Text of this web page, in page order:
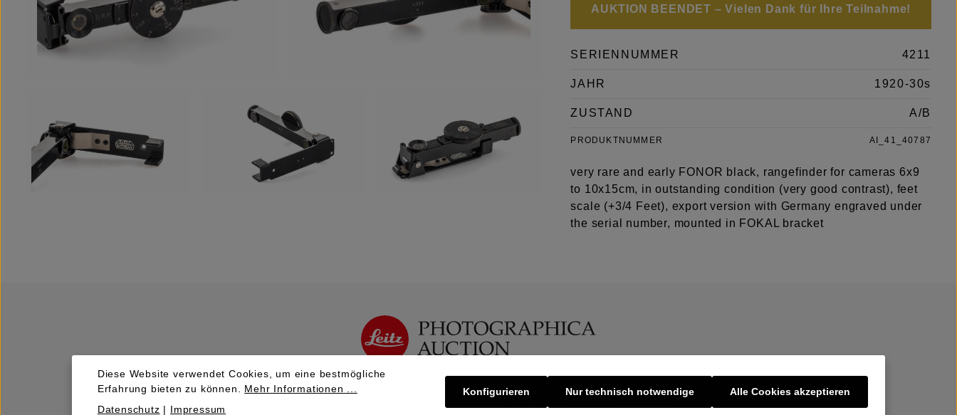
AUKTION BEENDET – Vielen Dank für Ihre Teilnahme!
SERIENNUMMER 4211
JAHR 1920-30s
ZUSTAND A/B
PRODUKTNUMMER AI_41_40787
very rare and early FONOR black, rangefinder for cameras 6x9
to 10x15cm, in outstanding condition (very good contrast), feet
scale (+3/4 Feet), export version with Germany engraved under
the serial number, mounted in FOKAL bracket
Kaufen | Bieten Verkaufen | Einbringen Über uns
Diese Website verwendet Cookies, um eine bestmögliche
Erfahrung bieten zu können. Mehr Informationen ...
Datenschutz | Impressum
Nur technisch notwendige
Konfigurieren Alle Cookies akzeptieren